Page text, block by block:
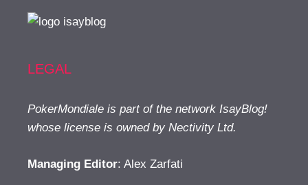
LEGAL
PokerMondiale is part of the network IsayBlog!
whose license is owned by Nectivity Ltd.
Managing Editor: Alex Zarfati